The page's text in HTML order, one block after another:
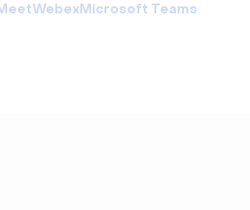
WebexMicrosoft Teams